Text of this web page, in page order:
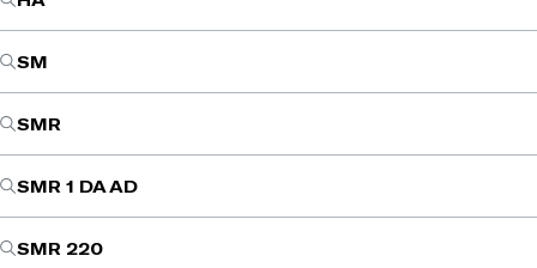
SM
SMR
SMR 1 DA AD
SMR 220